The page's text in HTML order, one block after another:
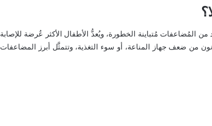
المُضاعفات مُتباينة الخطورة، ويُعدُّ الأطفال الأكثر عُرضة للإصابة
من ضعف جهاز المناعة، أو سوء التغذية، وتتمثَّل أبرز المضاعفات